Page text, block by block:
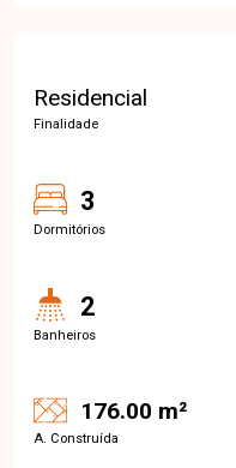
Residencial
Finalidade
3
Dormitórios
2
Banheiros
176.00 m²
A. Construída